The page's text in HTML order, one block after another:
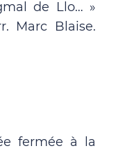
de Llo… »
Marc Blaise.
fermée à la